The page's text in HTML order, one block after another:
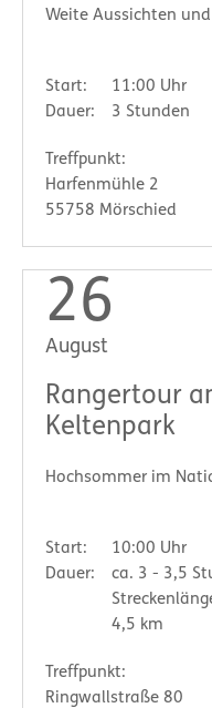
Weite Aussichten
Start:
11:00 Uhr
Dauer:
3 Stunden
Treffpunkt:
Harfenmühle 2
55758 Mörschied
26
August
Rangertour
Keltenpark
Hochsommer im
Start:
10:00 Uhr
Dauer:
ca. 3 - 3,5
4,5 km
Treffpunkt:
Ringwallstraße 80